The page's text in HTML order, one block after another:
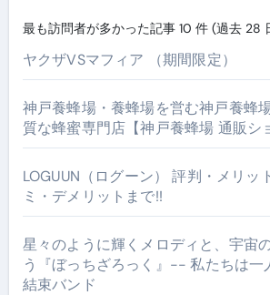
最も訪問者が多かった記事 10 件 (過去 28
ヤクザVSマフィア （期間限定）
神戸養蜂場・養蜂場を営む神戸養蜂
質な蜂蜜専門店【神戸養蜂場 通販シ
LOGUUN（ログーン） 評判・メリッ
ミ・デメリットまで!!
星々のように輝くメロディと、宇宙
う『ぼっちざろっく』-- 私たちは
結束バンド